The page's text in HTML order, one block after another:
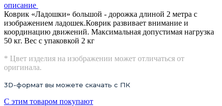
описание
Коврик «Ладошки» большой - дорожка длиной 2 метра с
изображением ладошек.Коврик развивает внимание и
координацию движений. Максимальная допустимая нагрузка
50 кг. Вес с упаковкой 2 кг
* Цвет изделия на изображении может отличаться от
оригинала.
3D-формат вы можете скачать с ПК
С этим товаром покупают